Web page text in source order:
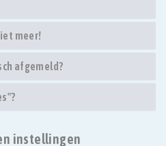
meer!
afgemeld?
instellingen